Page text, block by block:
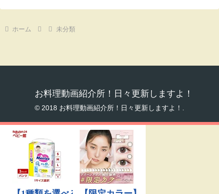
ホーム 未分類
お料理動画紹介所！日々更新しますよ！
© 2018 お料理動画紹介所！日々更新しますよ！.